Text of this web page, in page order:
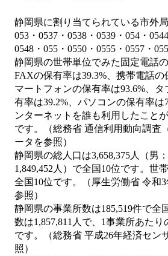
静岡県に割り当てられている市外局
053・0537・0538・0539・054・
0548・055・0550・0555・0557・
静岡県の世帯単位でみた固定電話の
FAXの保有率は39.3%、携帯電話の
マートフォンの保有率は93.6%、
有率は39.2%、パソコンの保有率は
ンターネットを誰も利用したこと
です。（総務省 通信利用動向調査
ータを参照）
静岡県の総人口は3,658,375人（男：
1,849,452人）で全国10位です。世
全国10位です。（厚生労働省 令和
参照）
静岡県の事業所数は185,519件で全
数は1,857,811人で、1事業所あたり
です。（総務省 平成26年経済セン
照）